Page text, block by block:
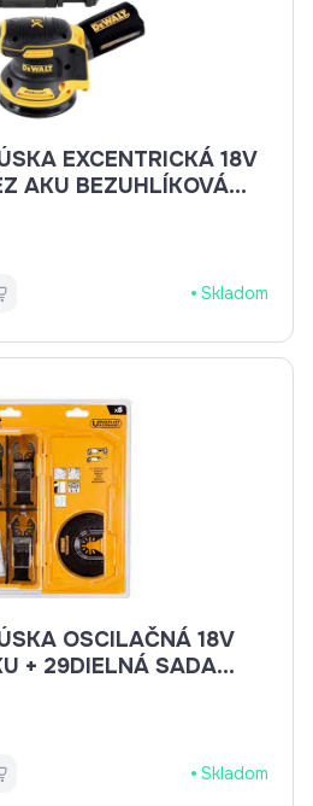
EXCENTRICKÁ 18V
AKU BEZUHLÍKOVÁ
Skladom
OSCILAČNÁ 18V
+ 29DIELNÁ SADA
Skladom